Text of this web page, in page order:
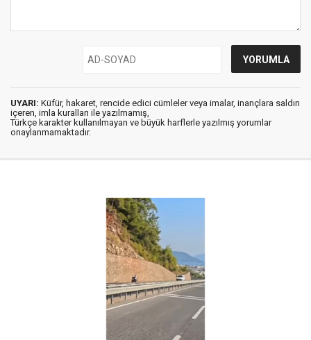
UYARI: Küfür, hakaret, rencide edici cümleler veya imalar, inançlara saldırı
içeren, imla kuralları ile yazılmamış,
Türkçe karakter kullanılmayan ve büyük harflerle yazılmış yorumlar
onaylanmamaktadır.